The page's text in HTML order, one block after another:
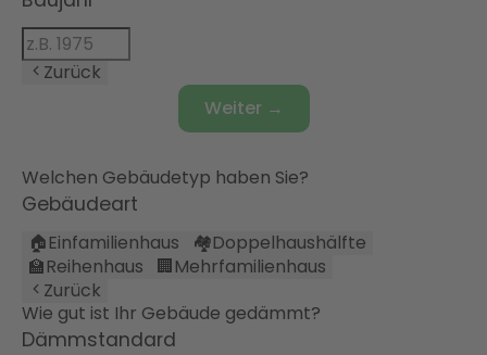
Zurück
Weiter →
Welchen Gebäudetyp haben Sie?
Gebäudeart
🏠Einfamilienhaus 🏘️Doppelhaushälfte
🏫Reihenhaus 🏢Mehrfamilienhaus
Zurück
Wie gut ist Ihr Gebäude gedämmt?
Dämmstandard